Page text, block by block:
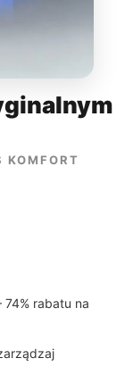
KOMFORT
rabatu na